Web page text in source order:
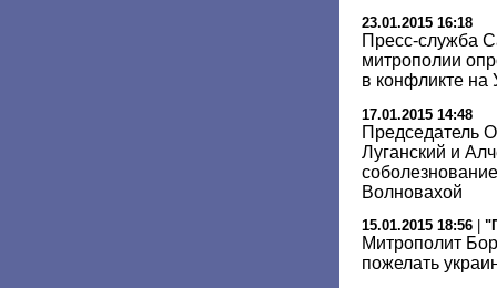
23.01.2015 16:18
Пресс-служба
митрополии
в конфликте на
17.01.2015 14:48
Председатель
Луганский и
Волновахой
15.01.2015 18:56
Митрополит
пожелать